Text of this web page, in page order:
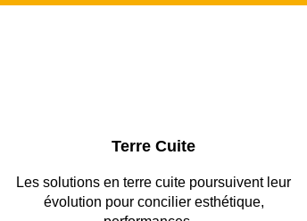
Parking et garages
Entre circulation, sécurisation des accès, durabilité
des revêtements et intégration…